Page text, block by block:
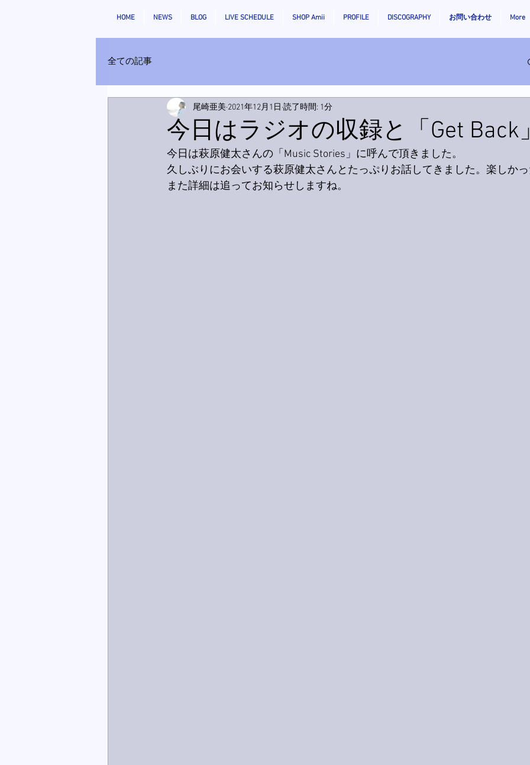
HOME NEWS BLOG LIVE SCHEDULE SHOP Amii PROFILE DISCOGRAPHY お問い合わせ More
全ての記事
今日はラジオの収録と「Get Back
尾崎亜美 2021年12月1日 読了時間: 1分
今日は萩原健太さんの「Music Stories」に呼んで頂きました。
久しぶりにお会いする萩原健太さんとたっぷりお話してきました。楽しか
また詳細は追ってお知らせしますね。